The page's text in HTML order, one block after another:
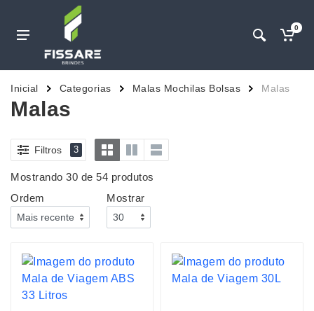
0
Inicial Categorias Malas Mochilas Bolsas Malas
Malas
Filtros 3
Mostrando 30 de 54 produtos
Ordem
Mostrar